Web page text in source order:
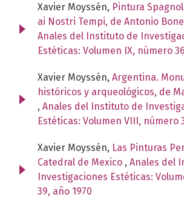
Xavier Moyssén, Pintura
ai Nostri Tempi, de Antonio
Anales del Instituto de
Estéticas: Volumen IX, número
Xavier Moyssén, Argentina.
históricos y arqueológicos, de
, Anales del Instituto de
Estéticas: Volumen VIII, número
Xavier Moyssén, Las Pinturas
Catedral de Mexico , Anales del
Investigaciones Estéticas:
39, año 1970